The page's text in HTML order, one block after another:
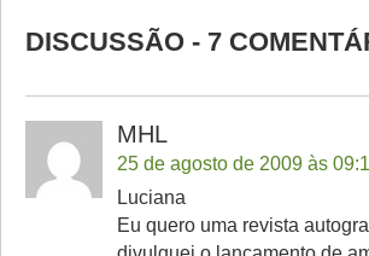
DISCUSSÃO - 7
MHL
25 de agosto de 2009 às
Luciana
Eu quero uma revista